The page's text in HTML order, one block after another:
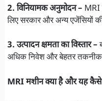
2. विनियामक अनुमोदन – MRI
लिए सरकार और अन्य एजेंसियों
3. उत्पादन क्षमता का विस्तार –
अधिक निवेश और बेहतर तकनीक
MRI मशीन क्या है और यह कैसे